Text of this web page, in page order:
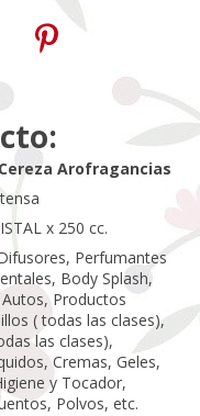
Arofragancias
x 250 cc.
Perfumantes
Body Splash,
Productos
( todas las clases),
las clases),
Cremas, Geles,
y Tocador,
Polvos, etc.